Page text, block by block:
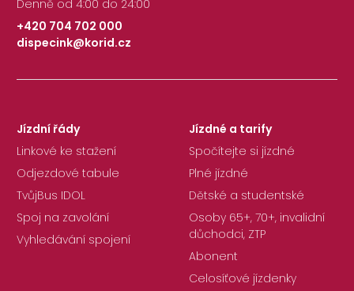
Denně od 4:00 do 24:00
+420 704 702 000
|
dispecink@korid.cz
Jízdní řády
Linkové ke stažení
Odjezdové tabule
TvůjBus IDOL
Spoj na zavolání
Vyhledávání spojení
Jízdné a tarify
Spočítejte si jízdné
Plné jízdné
Dětské a studentské
Osoby 65+, 70+, invalidní
důchodci, ZTP
Abonent
Celosíťové jízdenky